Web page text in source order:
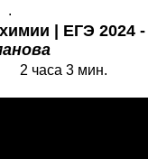
.
| ЕГЭ 2024
часа 3 мин.